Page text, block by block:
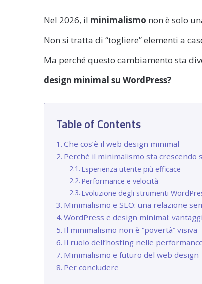
Nel 2026, il minimalismo non è solo
Non si tratta di “togliere” elementi a
Ma perché questo cambiamento sta
design minimal su WordPress?
Table of Contents
Che cos’è il web design minimal
Perché il minimalismo sta crescendo
Esperienza utente più efficace
Performance e velocità
Evoluzione degli strumenti
Minimalismo e SEO: una relazione
WordPress e design minimal:
Il minimalismo non è “povertà” visiva
Il ruolo dell’hosting nelle
Minimalismo e futuro del web design
Per concludere